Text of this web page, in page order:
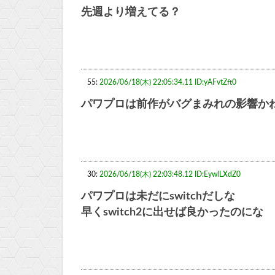
先週より増えてる？
55: 2026/06/18(木) 22:05:34.11 ID:yAFvtZft0
パワプロは前作がバグまみれの影響か
30: 2026/06/18(木) 22:03:48.12 ID:EywlLXdZ0
パワプロは未だにswitchだしな
早くswitch2に出せば良かったのにな